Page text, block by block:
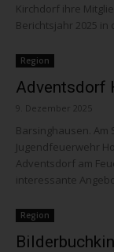
Kirchdorf ihre
Berichtsjahr 2025 in
Region
Adventsdorf
9. Dezember 2025
Barsinghausen. Am
Jugendfeuerwehr
Adventsdorf am
interessante
Region